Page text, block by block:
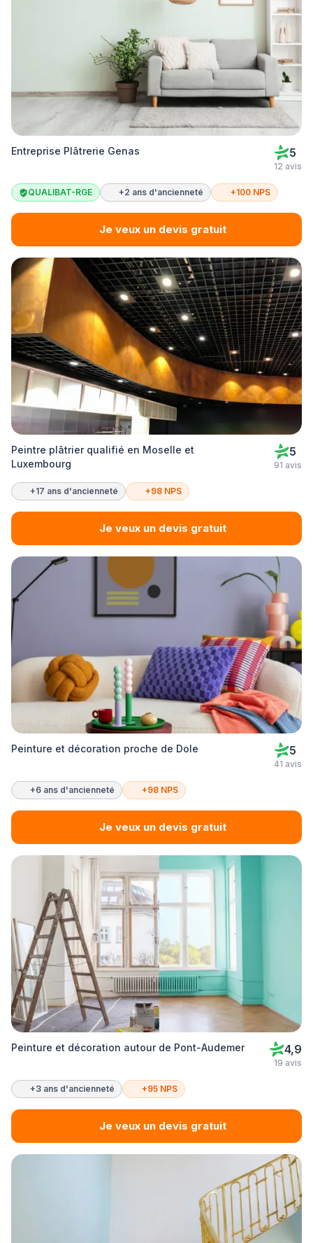
Entreprise Plâtrerie Genas 5
12 avis
QUALIBAT-RGE +2 ans d'ancienneté +100 NPS
Je veux un devis gratuit
Peintre plâtrier qualifié en Moselle et
Luxembourg
5
91 avis
+17 ans d'ancienneté +98 NPS
Je veux un devis gratuit
Peinture et décoration proche de Dole 5
41 avis
+6 ans d'ancienneté +98 NPS
Je veux un devis gratuit
Peinture et décoration autour de Pont-Audemer 4,9
19 avis
+3 ans d'ancienneté +95 NPS
Je veux un devis gratuit